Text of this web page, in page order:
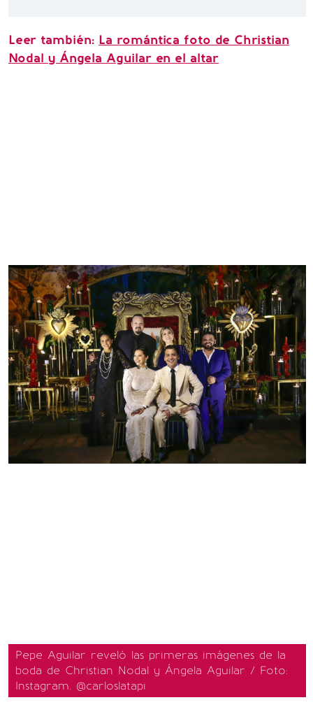
Leer también: La romántica foto de Christian
Nodal y Ángela Aguilar en el altar
Pepe Aguilar reveló las primeras imágenes de la
boda de Christian Nodal y Ángela Aguilar / Foto:
Instagram. @carloslatapi